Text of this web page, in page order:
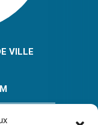
VILLE
FOIS* :